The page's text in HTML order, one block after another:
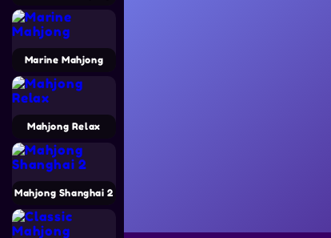
Marine Mahjong
Mahjong Relax
Mahjong Shanghai 2